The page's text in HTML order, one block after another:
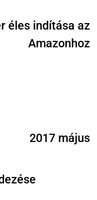
éles indítása az
Amazonhoz
2017 május